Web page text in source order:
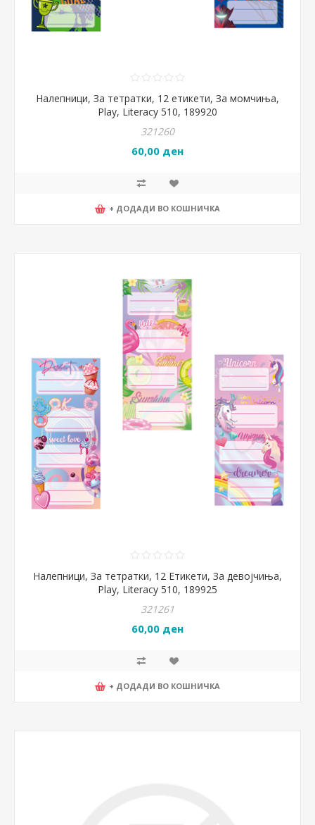
Налепници, За тетратки, 12 етикети, За момчиња,
Play, Literacy 510, 189920
321260
60,00 ден
+ ДОДАДИ ВО КОШНИЧКА
Налепници, За тетратки, 12 Етикети, За девојчиња,
Play, Literacy 510, 189925
321261
60,00 ден
+ ДОДАДИ ВО КОШНИЧКА